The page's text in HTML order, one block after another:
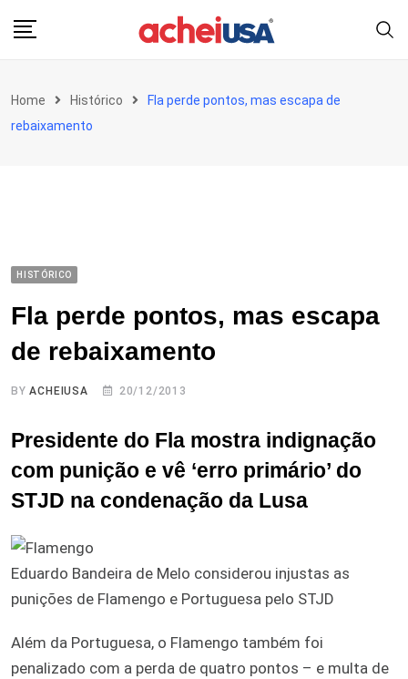
Home Histórico
Fla perde pontos, mas escapa de
rebaixamento
HISTÓRICO
Fla perde pontos, mas escapa
de rebaixamento
BYACHEIUSA 20/12/2013
Presidente do Fla mostra indignação
com punição e vê ‘erro primário’ do
STJD na condenação da Lusa
Eduardo Bandeira de Melo considerou injustas as
punições de Flamengo e Portuguesa pelo STJD
Além da Portuguesa, o Flamengo também foi
penalizado com a perda de quatro pontos – e multa de